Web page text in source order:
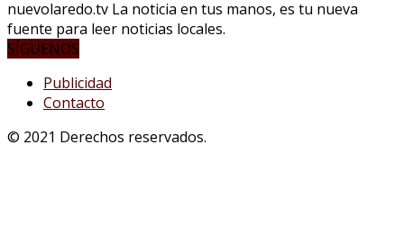
nuevolaredo.tv La noticia en tus manos, es tu nueva
fuente para leer noticias locales.
SÍGUENOS
Publicidad
Contacto
© 2021 Derechos reservados.